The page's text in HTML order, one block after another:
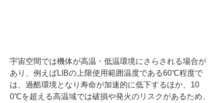
宇宙空間では機体が高温・低温環境にさらされる場合が
あり、例えばLIBの上限使用範囲温度である60℃程度で
は、過酷環境となり寿命が加速的に低下するほか、10
0℃を超える高温域では破損や発火のリスクがあるため、